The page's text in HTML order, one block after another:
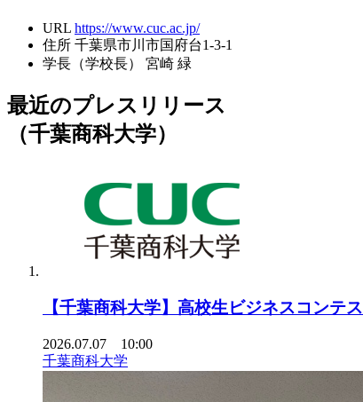
URL https://www.cuc.ac.jp/
住所 千葉県市川市国府台1-3-1
学長（学校長）
宮崎 緑
最近のプレスリリース
（千葉商科大学）
【千葉商科大学】高校生ビジネスコン
2026.07.07 10:00
千葉商科大学